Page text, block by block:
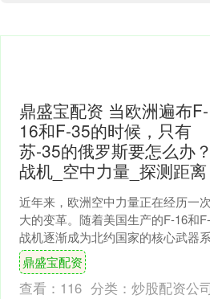
鼎盛宝配资 当欧洲遍布F-
16和F-35的时候，只有
苏-35的俄罗斯要怎么办？_
战机_空中力量_探测距离
近年来，欧洲空中力量正在经历一
大的变革。随着美国生产的F-16和
战机逐渐成为北约国家的核心武器
统，俄罗斯的空中力量则主要依赖
苏-35S战机。在技术....
鼎盛宝配资
查看： 116 分类： 炒股配资公司